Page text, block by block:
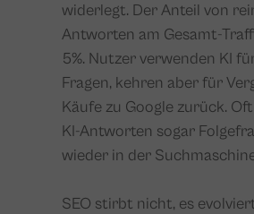
widerlegt. Der Anteil von
Antworten am Gesamt-
5%. Nutzer verwenden KI
Fragen, kehren aber für
Käufe zu Google zurück.
KI-Antworten sogar
wieder in der
SEO stirbt nicht, es